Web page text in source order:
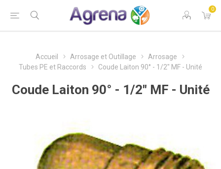
0
Accueil Arrosage et Outillage
Arrosage
Tubes PE et Raccords
Coude Laiton 90° - 1/2" MF - Unité
Coude Laiton 90° - 1/2" MF - Unité